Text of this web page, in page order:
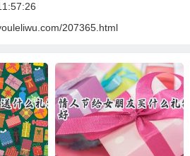
207365.html